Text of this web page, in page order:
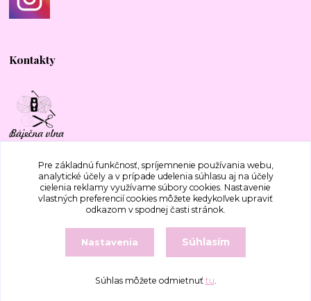
Kontakty
+421 917 577 388
bajecnavlna@gmail.com
Vytvorené na Eshop-rychlo.sk
Pre základnú funkčnosť, spríjemnenie používania webu,
analytické účely a v prípade udelenia súhlasu aj na účely
cielenia reklamy využívame súbory cookies. Nastavenie
vlastných preferencií cookies môžete kedykoľvek upraviť
odkazom v spodnej časti stránok.
Nastavenia Súhlasím
Súhlas môžete odmietnuť tu